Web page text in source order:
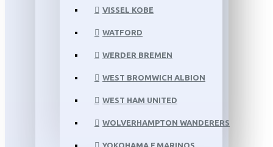
VISSEL KOBE
WATFORD
WERDER BREMEN
WEST BROMWICH ALBION
WEST HAM UNITED
WOLVERHAMPTON WANDERERS
YOKOHAMA F.MARINOS